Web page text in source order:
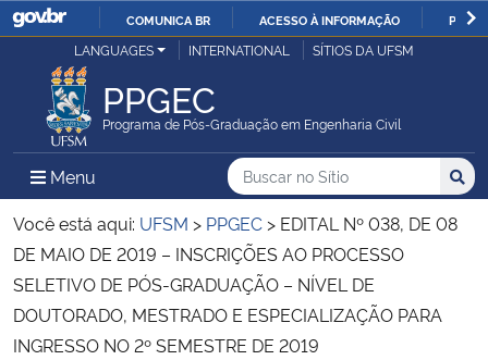
IR
COMUNICA BR ACESSO À INFORMAÇÃO
Ministério da Justiça e Segurança Pública
Ministério da Defesa
Ministério das Relações Exteriores
Ministério da Economia
LANGUAGES INTERNATIONAL SÍTIOS DA UFSM
PPGEC
Programa de Pós-Graduação em Engenharia Civil
Menu Menu Principal do Sítio
Busca
Buscar no no Sítio
Busca:
Você está aqui: UFSM > PPGEC > EDITAL Nº 038, DE 08
DE MAIO DE 2019 – INSCRIÇÕES AO PROCESSO
SELETIVO DE PÓS-GRADUAÇÃO – NÍVEL DE
DOUTORADO, MESTRADO E ESPECIALIZAÇÃO PARA
INGRESSO NO 2º SEMESTRE DE 2019